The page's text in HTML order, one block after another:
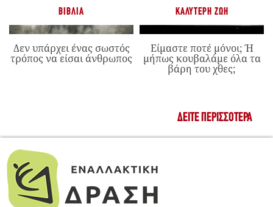
ΒΙΒΛΊΑ
Δεν υπάρχει ένας σωστός
τρόπος να είσαι άνθρωπος
ΚΑΛΎΤΕΡΗ ΖΩΉ
Είμαστε ποτέ μόνοι; Ή
μήπως κουβαλάμε όλα τα
βάρη του χθες;
ΔΕΊΤΕ ΠΕΡΙΣΣΌΤΕΡΑ